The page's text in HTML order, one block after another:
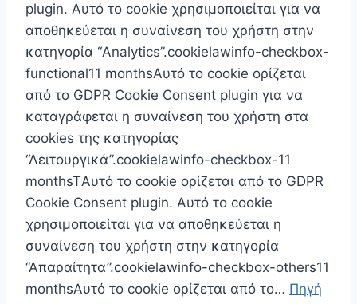
plugin. Αυτό το cookie χρησιμοποιείται για να
αποθηκεύεται η συναίνεση του χρήστη στην
κατηγορία “Analytics”.cookielawinfo-checkbox-
functional11 monthsΑυτό το cookie ορίζεται
από το GDPR Cookie Consent plugin για να
καταγράφεται η συναίνεση του χρήστη στα
cookies της κατηγορίας
“Λειτουργικά”.cookielawinfo-checkbox-11
monthsTΑυτό το cookie ορίζεται από το GDPR
Cookie Consent plugin. Αυτό το cookie
χρησιμοποιείται για να αποθηκεύεται η
συναίνεση του χρήστη στην κατηγορία
“Απαραίτητα”.cookielawinfo-checkbox-others11
monthsΑυτό το cookie ορίζεται από το… Πηγή